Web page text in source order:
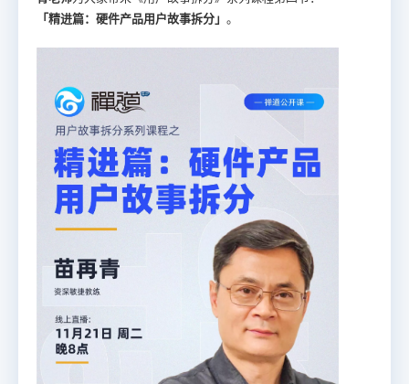
「精进篇：硬件产品用户故事拆分」 。